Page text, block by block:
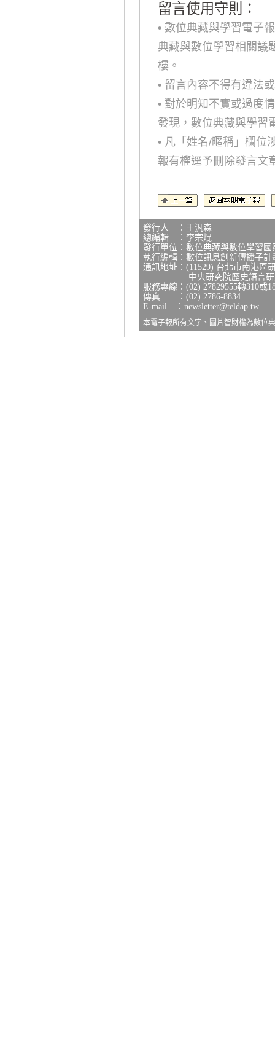
留言使用守則：
• 數位典藏與學習電子
典藏與數位學習相關議
樓。
• 留言內容不得有違法
• 對於明知不實或過度
發現，數位典藏與學習
• 凡「姓名/暱稱」欄位
報有權逕予刪除發言文
發行人 ：王汎森
總編輯 ：李宗焜
發行單位：數位典藏與數位學習
執行編輯：數位訊息創新傳播子計
通訊地址：(11529) 台北市南港區
中央研究院歷史語言研究
服務專線：(02) 27829555轉310或
傳真 ：(02) 2786-8834
E-mail ： newsletter@teldap.tw
本電子報所有文字、圖片智財權為數位